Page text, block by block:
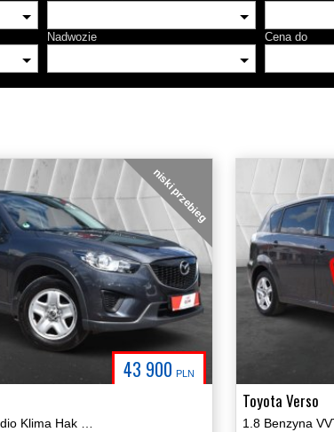
Nadwozie Cena do
43 900 PLN
niski przebieg
2.0 Benzyna 2WD Radio Klima Hak 2xPDC Certyfikat Prezentacja Video!
Toyota Verso